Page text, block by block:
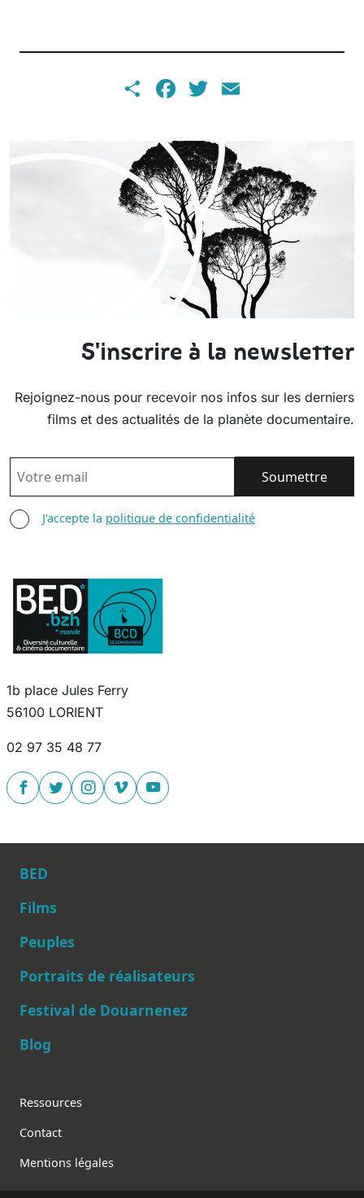
ShareFacebook
Twitter
S'inscrire à la newsletter
Rejoignez-nous pour recevoir nos infos sur les derniers
films et des actualités de la planète documentaire.
EMAIL
AGREE TERMS
J'accepte la politique de confidentialité
1b place Jules Ferry
56100 LORIENT
02 97 35 48 77
Main navigation
BED
Films
Peuples
Portraits de réalisateurs
Festival de Douarnenez
Blog
Footer
Ressources
Contact
Mentions légales